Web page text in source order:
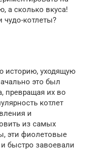
а сколько вкуса!
чудо-котлеты?
историю, уходящую
это был
превращая их во
котлет
и
из самых
эти фиолетовые
быстро завоевали